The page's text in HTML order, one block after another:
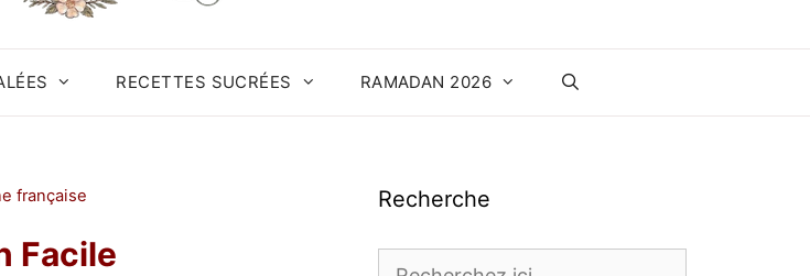
RECETTES SUCRÉES RAMADAN 2026
française
Facile
Recherche